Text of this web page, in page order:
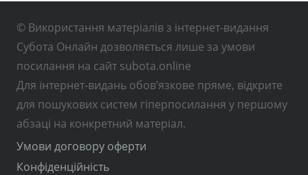
© Використання матеріалів з інтернет-видання
Субота Онлайн дозволяється лише за умови
посилання на сайт subota.online
Для інтернет-видань обов’язкове пряме, відкрите
для пошукових систем гіперпосилання у першому
абзаці на конкретний матеріал.
Умови договору оферти
Конфіденційність